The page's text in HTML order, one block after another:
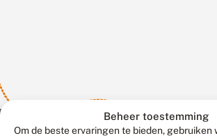
Beheer toestemming
Om de beste ervaringen te bieden,